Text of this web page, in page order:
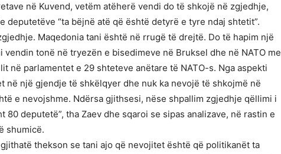
në Kuvend, vetëm atëherë vendi do të shkojë në zgjedhje,
deputetëve “ta bëjnë atë që është detyrë e tyre ndaj shtetit”.
Maqedonia tani është në rrugë të drejtë. Do të hapim një
vendin tonë në tryezën e bisedimeve në Bruksel dhe në NATO me
në parlamentet e 29 shteteve anëtare të NATO-s. Nga aspekti
në një gjendje të shkëlqyer dhe nuk ka nevojë të shkojmë në
e nevojshme. Ndërsa gjithsesi, nëse shpallim zgjedhje qëllimi i
deputetë”, tha Zaev dhe sqaroi se sipas analizave, në rastin e
shumicë.
thekson se tani ajo që nevojitet është që politikanët ta